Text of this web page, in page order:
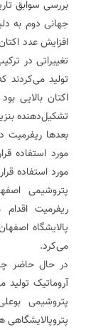
بررسی سوابق
جهانی دوم به
افزایش عدد
تغییراتی در
تولید می‌کردند
اکتان بالایی
تشکیل‌دهنده
بعدها ریفرمیت
مورد استفاده
مورد استفاده
پتروشیمی
ریفرمیت
پالایشگاه
می‌کرد.
در حال حاضر
آروماتیک تولید
پتروشیمی
پتروپالایشگاهی